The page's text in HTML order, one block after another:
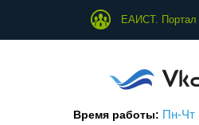
ЕАИСТ. Портал
Время работы: Пн-Чт